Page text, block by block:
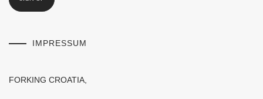
IMPRESSUM
FORKING CROATIA,